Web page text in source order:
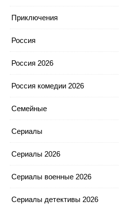
Приключения
Россия
Россия 2026
Россия комедии 2026
Семейные
Сериалы
Сериалы 2026
Сериалы военные 2026
Сериалы детективы 2026